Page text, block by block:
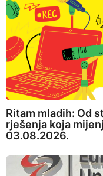
Ritam mladih: Od
rješenja koja
03.08.2026.